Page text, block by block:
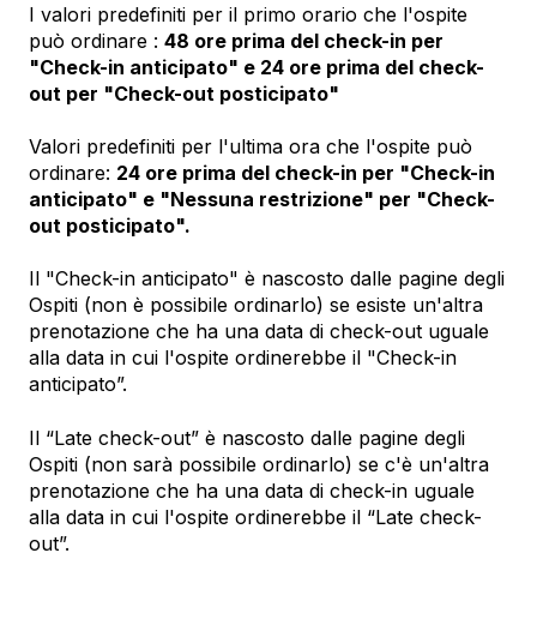
I valori predefiniti per il primo orario che l'ospite
può ordinare : 48 ore prima del check-in per
"Check-in anticipato" e 24 ore prima del check-
out per "Check-out posticipato"
Valori predefiniti per l'ultima ora che l'ospite può
ordinare: 24 ore prima del check-in per "Check-in
anticipato" e "Nessuna restrizione" per "Check-
out posticipato".
Il "Check-in anticipato" è nascosto dalle pagine degli
Ospiti (non è possibile ordinarlo) se esiste un'altra
prenotazione che ha una data di check-out uguale
alla data in cui l'ospite ordinerebbe il "Check-in
anticipato”.
Il “Late check-out” è nascosto dalle pagine degli
Ospiti (non sarà possibile ordinarlo) se c'è un'altra
prenotazione che ha una data di check-in uguale
alla data in cui l'ospite ordinerebbe il “Late check-
out”.